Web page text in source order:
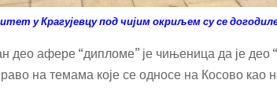
у Крагујевцу под чијим окриљем су се
део афере “дипломе” је чињеница да је део
на темама које се односе на Косово као